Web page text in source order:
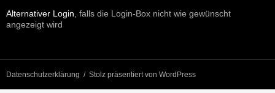
Alternativer Login , falls die Login-Box nicht wie gewünscht
angezeigt wird
Datenschutzerklärung Stolz präsentiert von WordPress